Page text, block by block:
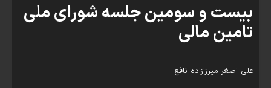
علی اصغر میرزازاده نافع
بیست و سومین جلسه شورای ملی
تامین مالی